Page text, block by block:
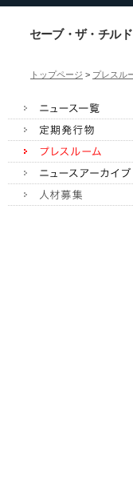
セーブ・ザ・チル
トップページ > プレスル